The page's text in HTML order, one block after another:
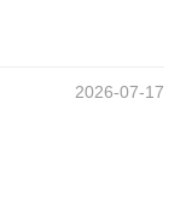
2026-07-17